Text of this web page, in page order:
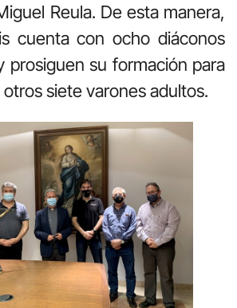
Reula. De esta manera,
cuenta con ocho diáconos
prosiguen su formación para
siete varones adultos.